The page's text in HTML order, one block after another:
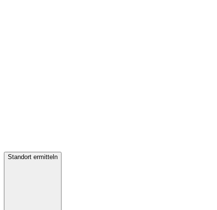
Standort ermitteln